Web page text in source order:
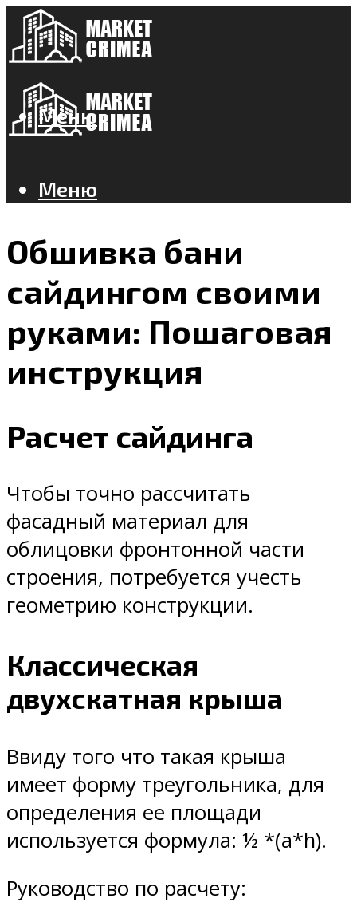
Меню
Меню
Обшивка бани
сайдингом своими
руками: Пошаговая
инструкция
Расчет сайдинга
Чтобы точно рассчитать
фасадный материал для
облицовки фронтонной части
строения, потребуется учесть
геометрию конструкции.
Классическая
двухскатная крыша
Ввиду того что такая крыша
имеет форму треугольника, для
определения ее площади
используется формула: ½ *(а*h).
Руководство по расчету: